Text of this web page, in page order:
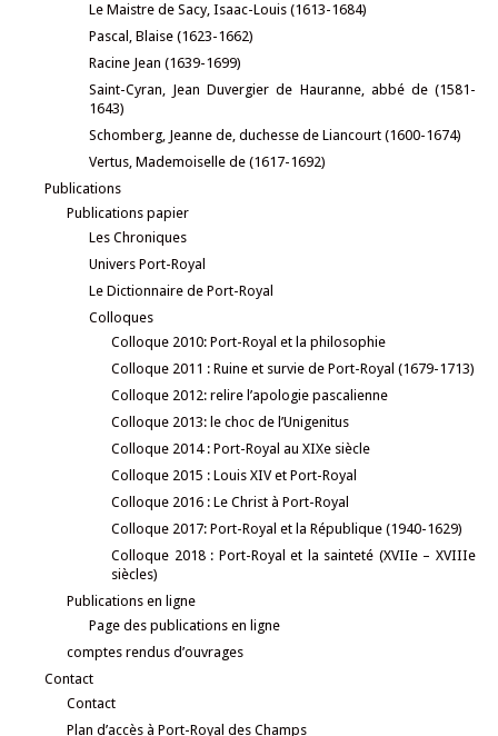
Le Maistre de Sacy, Isaac-Louis (1613-1684)
Pascal, Blaise (1623-1662)
Racine Jean (1639-1699)
Saint-Cyran, Jean Duvergier de Hauranne, abbé de (1581-
1643)
Schomberg, Jeanne de, duchesse de Liancourt (1600-1674)
Vertus, Mademoiselle de (1617-1692)
Publications
Publications papier
Les Chroniques
Univers Port-Royal
Le Dictionnaire de Port-Royal
Colloques
Colloque 2010: Port-Royal et la philosophie
Colloque 2011 : Ruine et survie de Port-Royal (1679-1713)
Colloque 2012: relire l’apologie pascalienne
Colloque 2013: le choc de l’Unigenitus
Colloque 2014 : Port-Royal au XIXe siècle
Colloque 2015 : Louis XIV et Port-Royal
Colloque 2016 : Le Christ à Port-Royal
Colloque 2017: Port-Royal et la République (1940-1629)
Colloque 2018 : Port-Royal et la sainteté (XVIIe – XVIIIe
siècles)
Publications en ligne
Page des publications en ligne
comptes rendus d’ouvrages
Contact
Contact
Plan d’accès à Port-Royal des Champs